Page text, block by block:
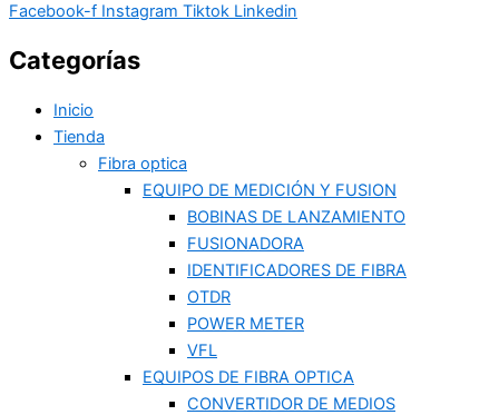
Facebook-f Instagram Tiktok Linkedin
Categorías
Inicio
Tienda
Fibra optica
EQUIPO DE MEDICIÓN Y FUSION
BOBINAS DE LANZAMIENTO
FUSIONADORA
IDENTIFICADORES DE FIBRA
OTDR
POWER METER
VFL
EQUIPOS DE FIBRA OPTICA
CONVERTIDOR DE MEDIOS